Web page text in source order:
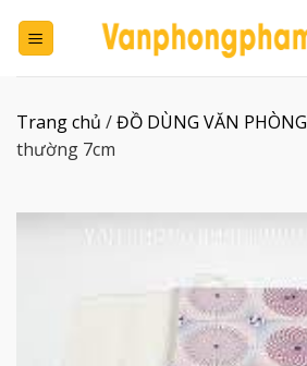
đến
Trang chủ /ĐỒ DÙNG VĂN PHÒNG
thường 7cm